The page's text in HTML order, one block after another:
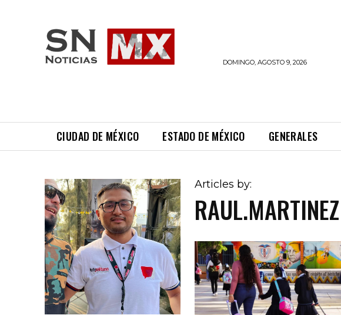
DOMINGO, AGOSTO 9, 2026
CIUDAD DE MÉXICO ESTADO DE MÉXICO GENERALES
Articles by:
RAUL.MARTINEZ